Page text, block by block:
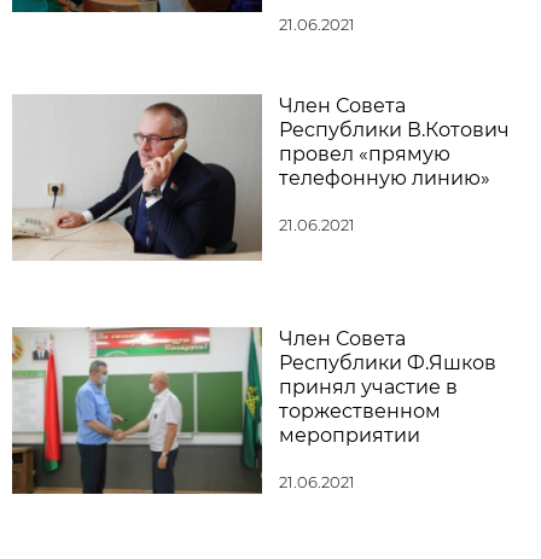
21.06.2021
Член Совета
Республики В.Котович
провел «прямую
телефонную линию»
21.06.2021
Член Совета
Республики Ф.Яшков
принял участие в
торжественном
мероприятии
21.06.2021